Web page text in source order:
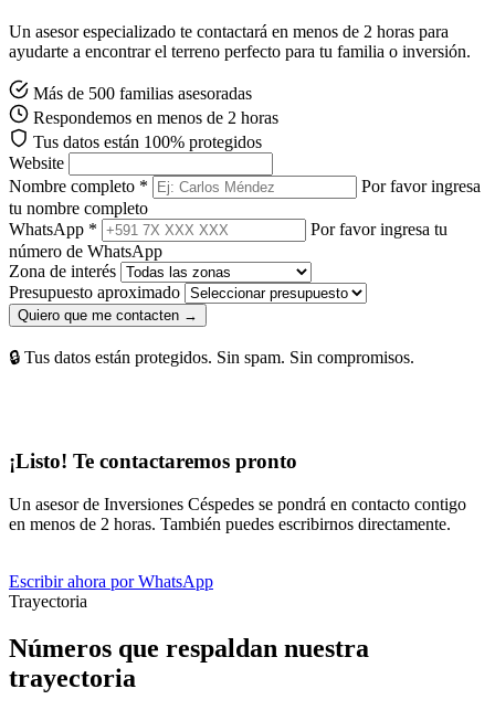
Un asesor especializado te contactará en menos de 2 horas para
ayudarte a encontrar el terreno perfecto para tu familia o inversión.
Más de 500 familias asesoradas
Respondemos en menos de 2 horas
Tus datos están 100% protegidos
Website
Nombre completo *
Por favor ingresa
tu nombre completo
WhatsApp *
Por favor ingresa tu
número de WhatsApp
Zona de interés
Presupuesto aproximado
Quiero que me contacten →
🔒 Tus datos están protegidos. Sin spam. Sin compromisos.
¡Listo! Te contactaremos pronto
Un asesor de Inversiones Céspedes se pondrá en contacto contigo
en menos de 2 horas. También puedes escribirnos directamente.
Escribir ahora por WhatsApp
Trayectoria
Números que respaldan nuestra
trayectoria